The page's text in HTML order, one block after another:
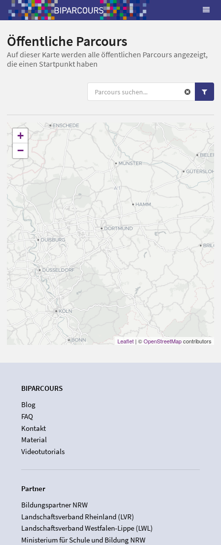
Öffentliche Parcours
Auf dieser Karte werden alle öffentlichen Parcours angezeigt,
die einen Startpunkt haben
+
−
Leaflet | ©OpenStreetMapcontributors
BIPARCOURS
Blog
FAQ
Kontakt
Material
Videotutorials
Partner
Bildungspartner NRW
Landschaftsverband Rheinland (LVR)
Landschaftsverband Westfalen-Lippe (LWL)
Ministerium für Schule und Bildung NRW